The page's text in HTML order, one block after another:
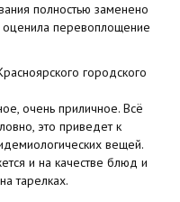
полностью заменено
оценила перевоплощение
городского
очень приличное. Всё
это приведет к
вещей.
и на качестве блюд и
тарелках.